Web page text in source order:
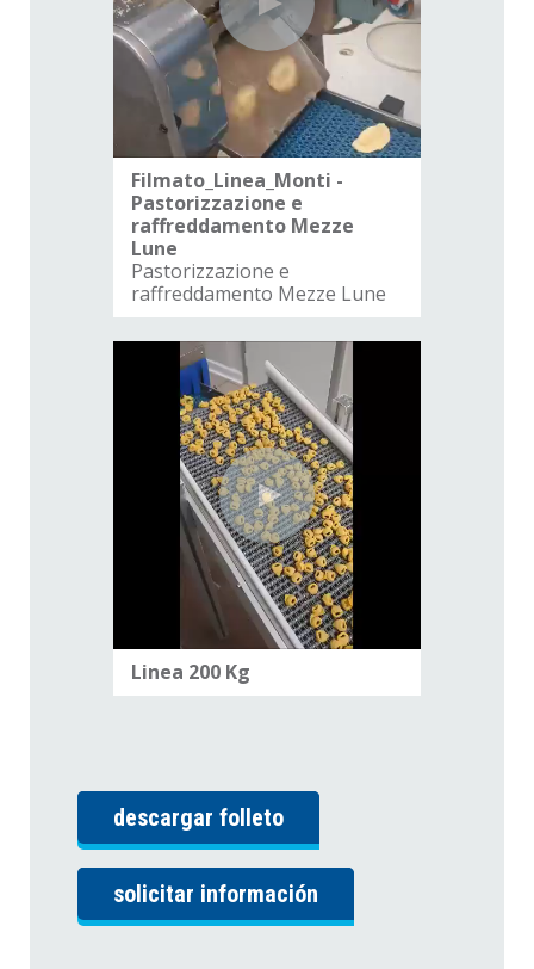
Filmato_Linea_Monti -
Pastorizzazione e
raffreddamento Mezze
Lune
Pastorizzazione e
raffreddamento Mezze Lune
Linea 200 Kg
descargar folleto
solicitar información